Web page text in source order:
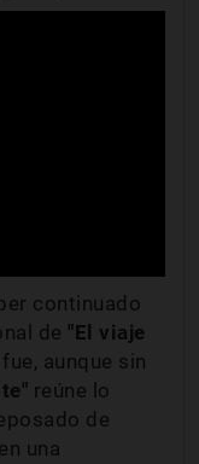
continuado
de "El viaje
aunque sin
reúne lo
de
una